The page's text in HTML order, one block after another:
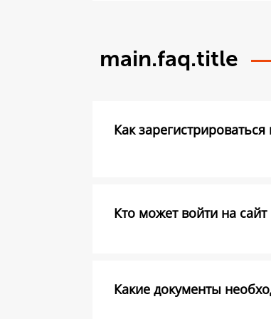
main.faq.title
Как
Кто может войти на
Какие документы